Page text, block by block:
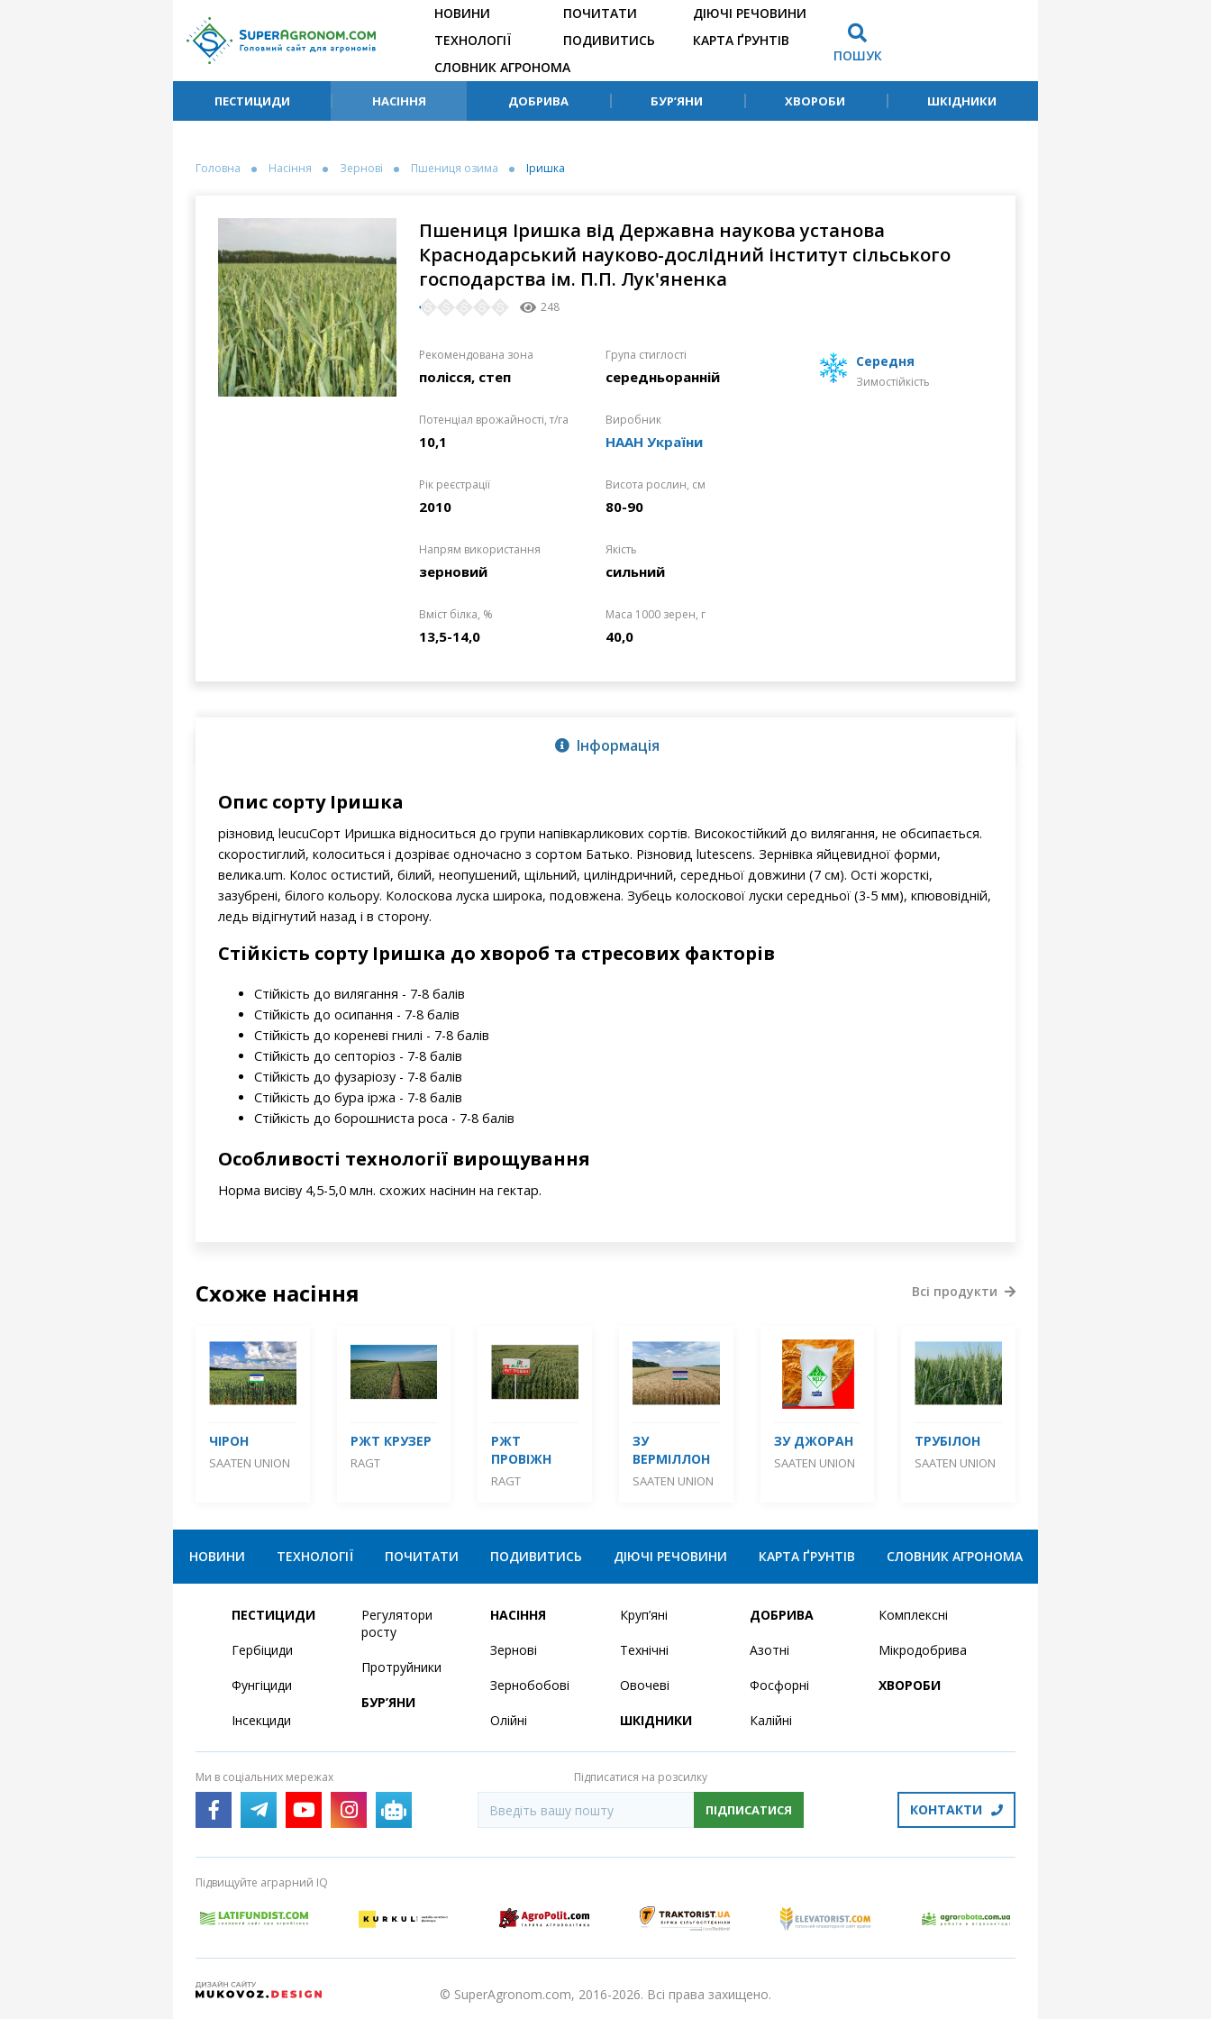
НОВИНИ
ТЕХНОЛОГІЇ
ПОЧИТАТИ
ПОДИВИТИСЬ
ДІЮЧІ РЕЧОВИНИ
КАРТА ҐРУНТІВ
СЛОВНИК АГРОНОМА
ПОШУК
ПЕСТИЦИДИ НАСІННЯ ДОБРИВА БУР’ЯНИ ХВОРОБИ ШКІДНИКИ
Головна Насіння Зернові Пшениця озима Іришка
Пшениця Іришка від Державна наукова установа
Краснодарський науково-дослідний інститут сільського
господарства ім. П.П. Лук'яненка
248
Рекомендована зона
полісся, степ
Група стиглості
середньоранній
Потенціал врожайності, т/га
10,1
Виробник
НААН України
Рік реєстрації
2010
Висота рослин, см
80-90
Напрям використання
зерновий
Якість
сильний
Вміст білка, %
13,5-14,0
Маса 1000 зерен, г
40,0
середня
Зимостійкість
Інформація
Опис сорту Іришка
різновид leucuСорт Иришка відноситься до групи напівкарликових сортів. Високостійкий до вилягання, не обсипається.
скоростиглий, колоситься і дозріває одночасно з сортом Батько. Різновид lutescens. Зернівка яйцевидної форми,
велика.um. Колос остистий, білий, неопушений, щільний, циліндричний, середньої довжини (7 см). Ості жорсткі,
зазубрені, білого кольору. Колоскова луска широка, подовжена. Зубець колоскової луски середньої (3-5 мм), кпювовідній,
ледь відігнутий назад і в сторону.
Стійкість сортуІришка до хвороб та стресових факторів
Стійкість до вилягання - 7-8 балів
Стійкість до осипання - 7-8 балів
Стійкість до кореневі гнилі - 7-8 балів
Стійкість до септоріоз - 7-8 балів
Стійкість до фузаріозу - 7-8 балів
Стійкість до бура іржа - 7-8 балів
Стійкість до борошниста роса - 7-8 балів
Особливості технології вирощування
Норма висіву 4,5-5,0 млн. схожих насінин на гектар.
Схоже насіння
ЧІРОН
SAATEN UNION
РЖТ КРУЗЕР
RAGT
РЖТ
ПРОВІЖН
RAGT
ЗУ
ВЕРМІЛЛОН
SAATEN UNION
ЗУ ДЖОРАН
SAATEN UNION
ТРУБІЛОН
SAATEN UNION
Всі продукти
НОВИНИ ТЕХНОЛОГІЇ ПОЧИТАТИ ПОДИВИТИСЬ ДІЮЧІ РЕЧОВИНИ КАРТА ҐРУНТІВ СЛОВНИК АГРОНОМА
ПЕСТИЦИДИ
Гербіциди
Фунгіциди
Інсекциди
Регулятори
росту
Протруйники
БУР’ЯНИ
НАСІННЯ
Зернові
Зернобобові
Олійні
Круп’яні
Технічні
Овочеві
ШКІДНИКИ
ДОБРИВА
Азотні
Фосфорні
Калійні
Комплексні
Мікродобрива
ХВОРОБИ
Ми в соціальних мережах Підписатися на розсилку
ПІДПИСАТИСЯ КОНТАКТИ
Підвищуйте аграрний IQ
© SuperAgronom.com, 2016-2026. Всі права захищено.